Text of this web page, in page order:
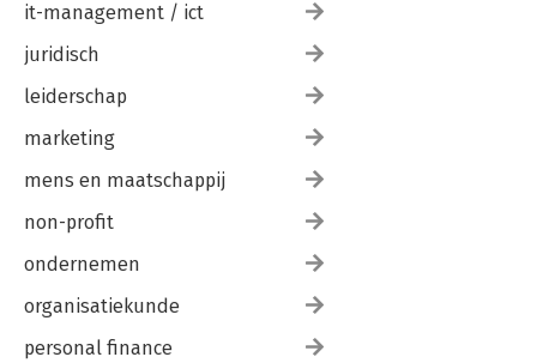
it-management / ict
juridisch
leiderschap
marketing
mens en maatschappij
non-profit
ondernemen
organisatiekunde
personal finance